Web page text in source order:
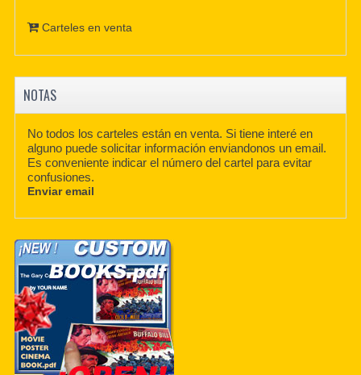
Carteles en venta
NOTAS
No todos los carteles están en venta. Si tiene interé en
alguno puede solicitar información enviandonos un email.
Es conveniente indicar el número del cartel para evitar
confusiones.
Enviar email